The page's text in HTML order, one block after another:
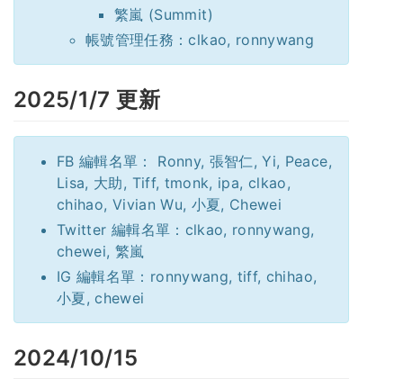
繁嵐 (Summit)
帳號管理任務：clkao, ronnywang
2025/1/7 更新
FB 編輯名單： Ronny, 張智仁, Yi, Peace,
Lisa, 大助, Tiff, tmonk, ipa, clkao,
chihao, Vivian Wu, 小夏, Chewei
Twitter 編輯名單：clkao, ronnywang,
chewei, 繁嵐
IG 編輯名單：ronnywang, tiff, chihao,
小夏, chewei
2024/10/15